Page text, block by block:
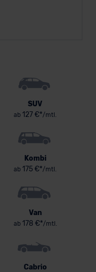
SUV
ab 127 €*/mtl.
Kombi
ab 175 €*/mtl.
Van
ab178 €*/mtl.
Cabrio